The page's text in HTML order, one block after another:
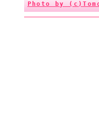
Photo by